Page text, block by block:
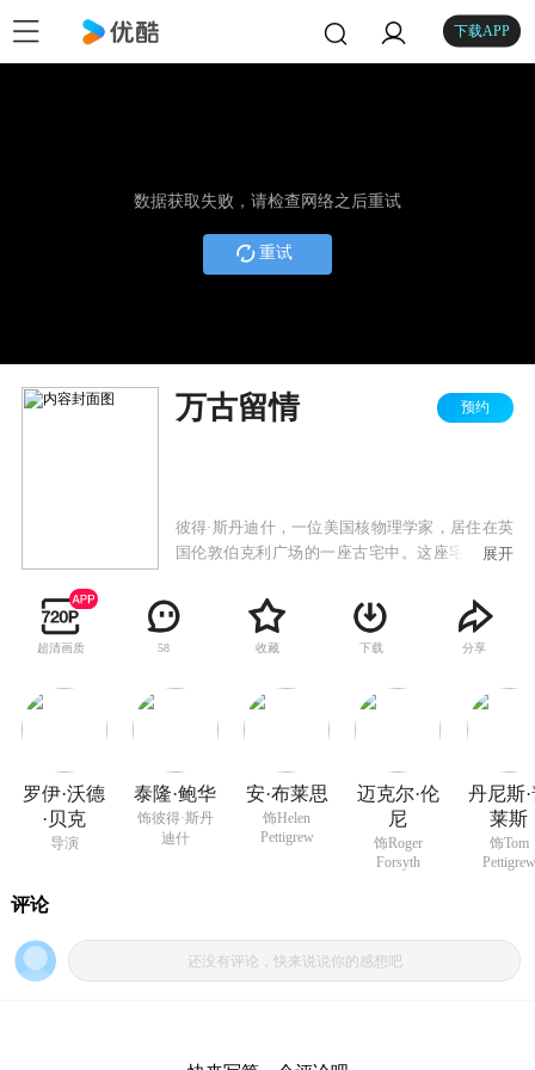
下载APP
数据获取失败，请检查网络之后重试
重试
万古留情 预约
彼得·斯丹迪什，一位美国核物理学家，居住在英
国伦敦伯克利广场的一座古宅中。这座宅邸是他
得一直对和自己同名，样貌也出奇相像的祖先充
满了好奇。在研究了祖先的书信之后，他坚信自
己一定会在某一时刻，穿越时光，回到1784年，
的夜晚，他被闪电击中，真的回到了过去……
展开
超清画质 58 收藏 下载 分享
罗伊·沃德
·贝克
导演
泰隆·鲍华
饰彼得·斯丹
迪什
安·布莱思
饰Helen
Pettigrew
迈克尔·伦
尼
饰Roger
Forsyth
丹尼斯
莱斯
饰Tom
Pettigrew